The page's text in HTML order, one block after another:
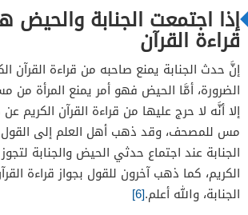
إذا اجتمعت الجنابة والحيض
قراءة القرآن
إنَّ حدث الجنابة يمنع صاحبه من قراءة القرآن
الضرورة، أمَّا الحيض فهو أمر يمنع المرأة
إلا أنَّه لا حرج عليها من قراءة القرآن الكريم
مس للمصحف، وقد ذهب أهل العلم إلى
الجنابة عند اجتماع حدثي الحيض والجنابة
الكريم، كما ذهب آخرون للقول بجواز قراءة
الجنابة، والله أعلم.[6]